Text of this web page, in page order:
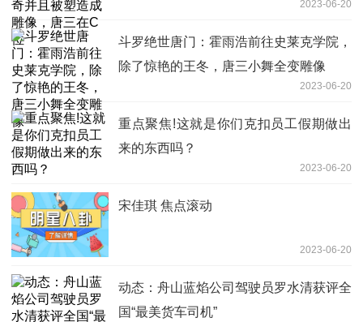
2023-06-20
斗罗绝世唐门：霍雨浩前往史莱克学院，
除了惊艳的王冬，唐三小舞全变雕像
2023-06-20
重点聚焦!这就是你们克扣员工假期做出
来的东西吗？
2023-06-20
宋佳琪 焦点滚动
2023-06-20
动态：舟山蓝焰公司驾驶员罗水清获评全
国“最美货车司机”